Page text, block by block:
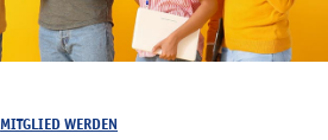
MITGLIED WERDEN